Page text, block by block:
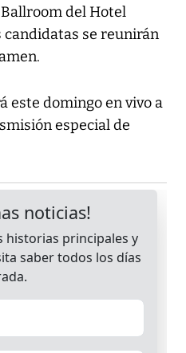
del Hotel
se reunirán
este domingo en vivo a
especial de